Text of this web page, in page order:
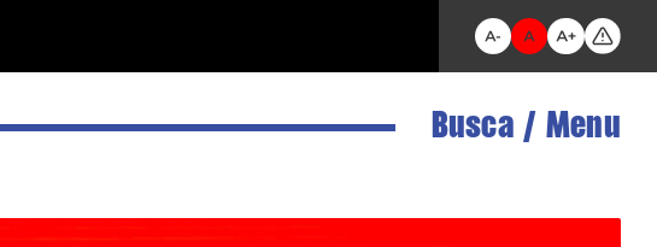
Busca / Menu